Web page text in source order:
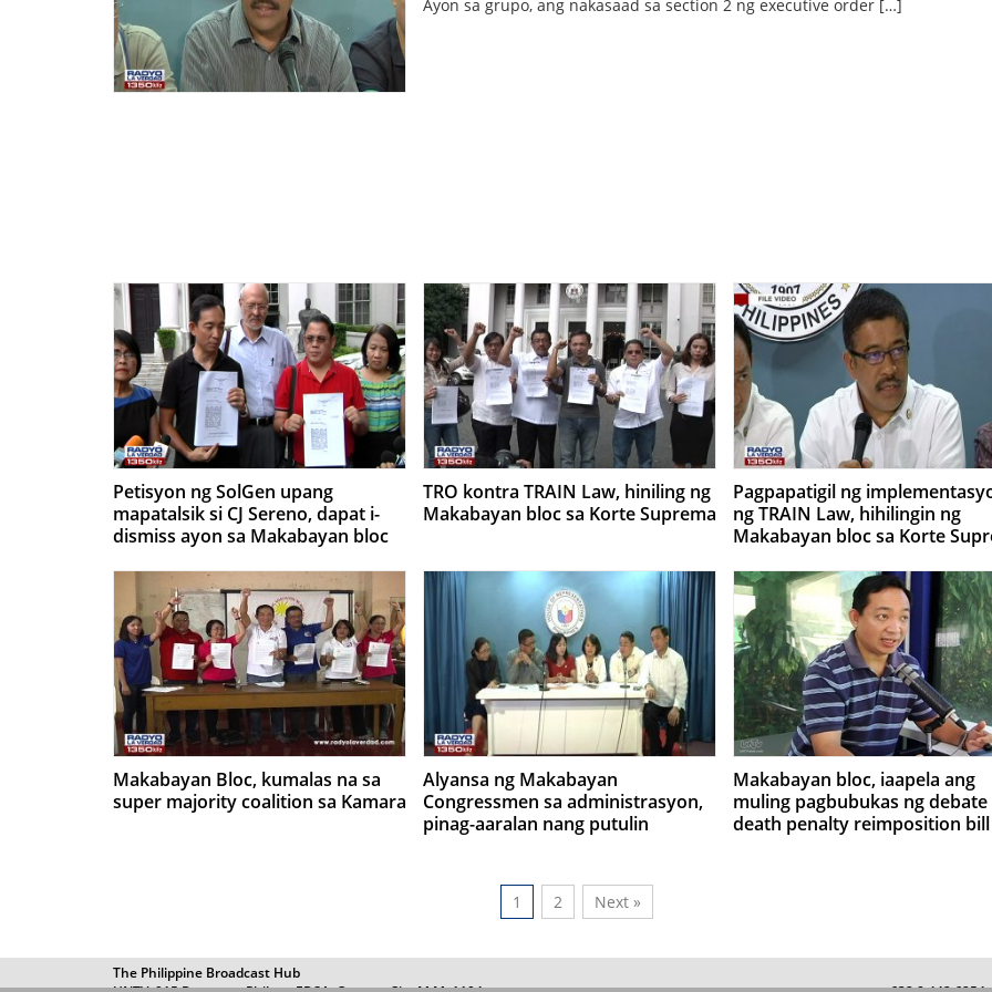
Ayon sa grupo, ang nakasaad sa section 2 ng executive order […]
Petisyon ng SolGen upang
mapatalsik si CJ Sereno, dapat i-
dismiss ayon sa Makabayan bloc
TRO kontra TRAIN Law, hiniling ng
Makabayan bloc sa Korte Suprema
Pagpapatigil ng
ng TRAIN Law, hihilingin ng
Makabayan bloc sa Korte
Makabayan Bloc, kumalas na sa
super majority coalition sa Kamara
Alyansa ng Makabayan
Congressmen sa administrasyon,
pinag-aaralan nang putulin
Makabayan bloc, iaapela ang
muling pagbubukas ng debate
death penalty reimposition bill
1 2 Next »
The Philippine Broadcast Hub